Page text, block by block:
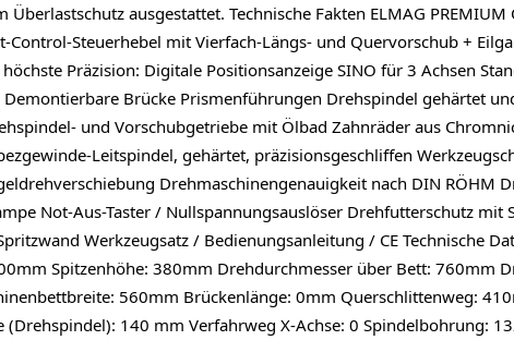
ausgestattet. Technische Fakten ELMAG PREMIUM
Steuerhebel mit Vierfach-Längs- und Quervorschub +
Präzision: Digitale Positionsanzeige SINO für 3 Achsen
Brücke Prismenführungen Drehspindel gehärtet
und Vorschubgetriebe mit Ölbad Zahnräder aus
Leitspindel, gehärtet, präzisionsgeschliffen
Drehmaschinengenauigkeit nach DIN RÖHM
Not-Aus-Taster / Nullspannungsauslöser Drehfutterschutz mit
Werkzeugsatz / Bedienungsanleitung / CE Technische
Spitzenhöhe: 380mm Drehdurchmesser über Bett: 760mm
560mm Brückenlänge: 0mm Querschlittenweg:
140 mm Verfahrweg X-Achse: 0 Spindelbohrung: